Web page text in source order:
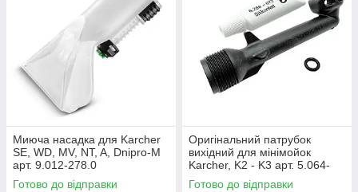
Миюча насадка для Karcher
SE, WD, MV, NT, A, Dnipro-M
арт. 9.012-278.0
Готово до відправки
Оригінальний патрубок
вихідний для мінімойок
Karcher, K2 - K3 арт. 5.064-
396
Готово до відправки